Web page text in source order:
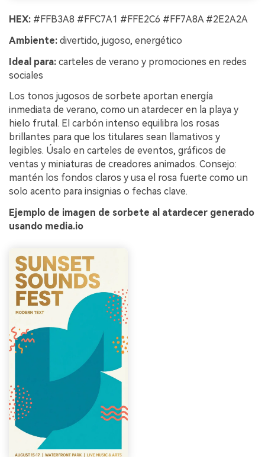
HEX: #FFB3A8 #FFC7A1 #FFE2C6 #FF7A8A #2E2A2A
Ambiente: divertido, jugoso, energético
Ideal para: carteles de verano y promociones en redes
sociales
Los tonos jugosos de sorbete aportan energía
inmediata de verano, como un atardecer en la playa y
hielo frutal. El carbón intenso equilibra los rosas
brillantes para que los titulares sean llamativos y
legibles. Úsalo en carteles de eventos, gráficos de
ventas y miniaturas de creadores animados. Consejo:
mantén los fondos claros y usa el rosa fuerte como un
solo acento para insignias o fechas clave.
Ejemplo de imagen de sorbete al atardecer generado
usando media.io